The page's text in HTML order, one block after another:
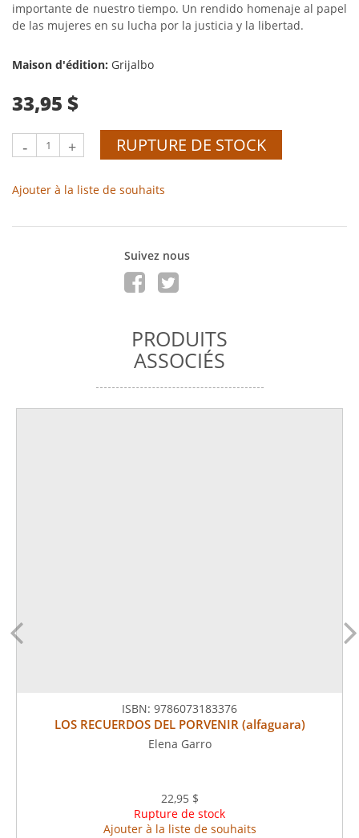
importante de nuestro tiempo. Un rendido homenaje al papel
de las mujeres en su lucha por la justicia y la libertad.
Maison d'édition: Grijalbo
33,95 $
- + RUPTURE DE STOCK
Ajouter à la liste de souhaits
Suivez nous
PRODUITS
ASSOCIÉS
ISBN: 9786073183376
LOS RECUERDOS DEL PORVENIR (alfaguara)
Elena Garro
22,95 $
Rupture de stock
Ajouter à la liste de souhaits